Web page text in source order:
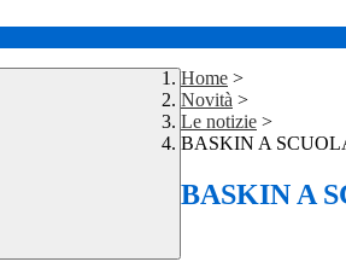
Home >
Novità >
Le notizie >
BASKIN A
BASKIN A